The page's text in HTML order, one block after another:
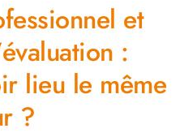
et
:
lieu le même
?